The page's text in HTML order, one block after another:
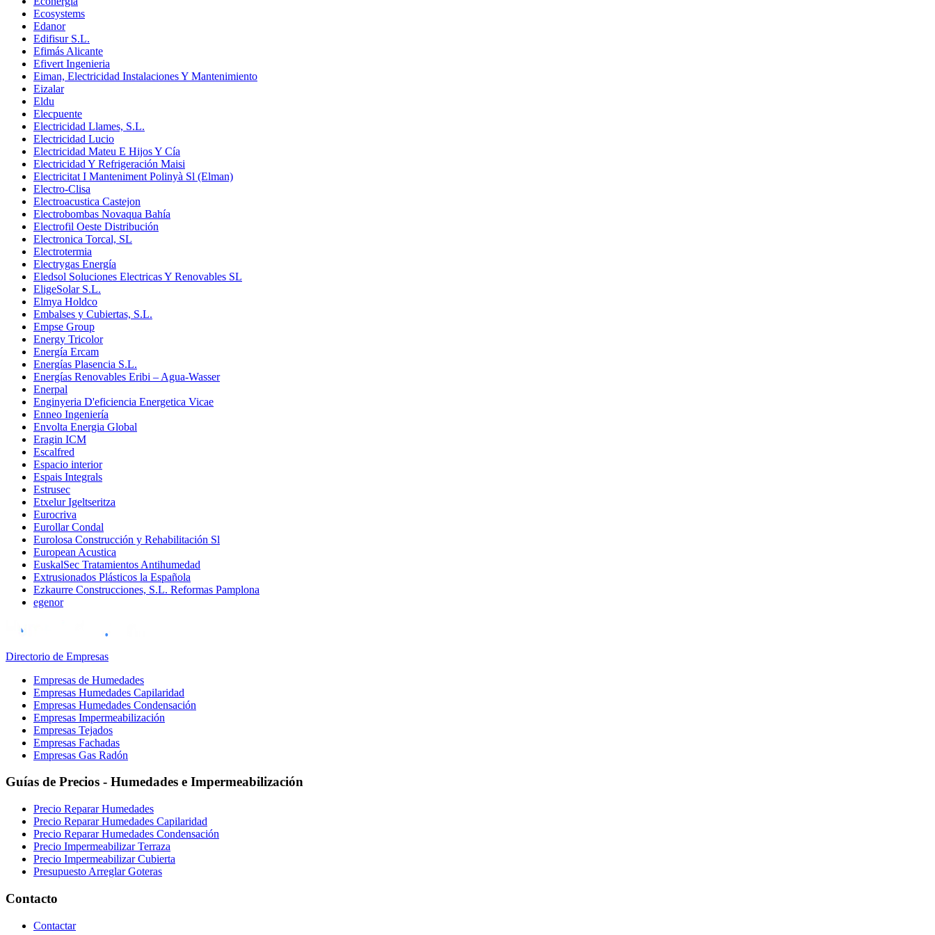
Ecosystems
Edanor
Edifisur S.L.
Efimás Alicante
Efivert Ingenieria
Eiman, Electricidad Instalaciones Y Mantenimiento
Eizalar
Eldu
Elecpuente
Electricidad Llames, S.L.
Electricidad Lucio
Electricidad Mateu E Hijos Y Cía
Electricidad Y Refrigeración Maisi
Electricitat I Manteniment Polinyà Sl (Elman)
Electro-Clisa
Electroacustica Castejon
Electrobombas Novaqua Bahía
Electrofil Oeste Distribución
Electronica Torcal, SL
Electrotermia
Electrygas Energía
Eledsol Soluciones Electricas Y Renovables SL
EligeSolar S.L.
Elmya Holdco
Embalses y Cubiertas, S.L.
Empse Group
Energy Tricolor
Energía Ercam
Energías Plasencia S.L.
Energías Renovables Eribi – Agua-Wasser
Enerpal
Enginyeria D'eficiencia Energetica Vicae
Enneo Ingeniería
Envolta Energia Global
Eragin ICM
Escalfred
Espacio interior
Espais Integrals
Estrusec
Etxelur Igeltseritza
Eurocriva
Eurollar Condal
Eurolosa Construcción y Rehabilitación Sl
European Acustica
EuskalSec Tratamientos Antihumedad
Extrusionados Plásticos la Española
Ezkaurre Construcciones, S.L. Reformas Pamplona
egenor
Directorio de Empresas
Empresas de Humedades
Empresas Humedades Capilaridad
Empresas Humedades Condensación
Empresas Impermeabilización
Empresas Tejados
Empresas Fachadas
Empresas Gas Radón
Guías de Precios - Humedades e Impermeabilización
Precio Reparar Humedades
Precio Reparar Humedades Capilaridad
Precio Reparar Humedades Condensación
Precio Impermeabilizar Terraza
Precio Impermeabilizar Cubierta
Presupuesto Arreglar Goteras
Contacto
Contactar